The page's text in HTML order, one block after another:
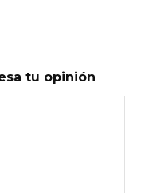
tu opinión